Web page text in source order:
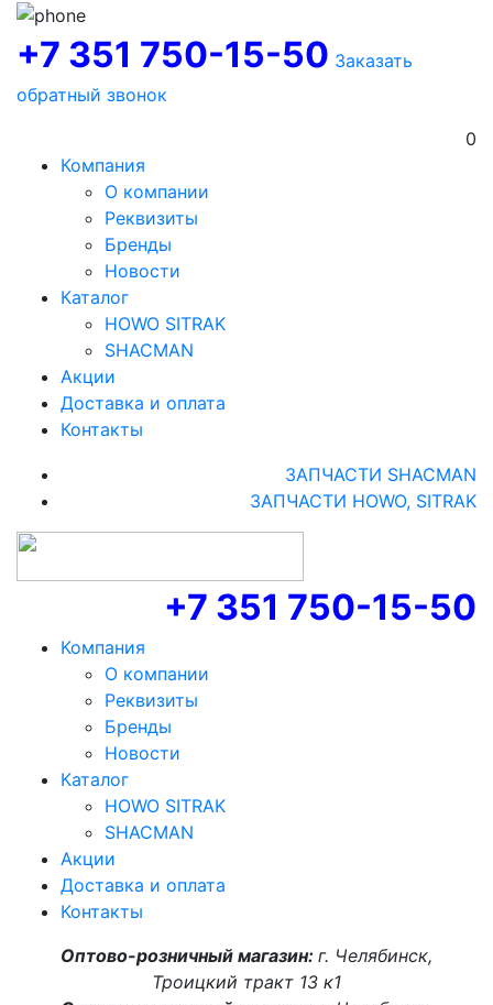
+7 351 750-15-50 Заказать
обратный звонок
0
Компания
О компании
Реквизиты
Бренды
Новости
Каталог
HOWO SITRAK
SHACMAN
Акции
Доставка и оплата
Контакты
ЗАПЧАСТИ SHACMAN
ЗАПЧАСТИ HOWO, SITRAK
+7 351 750-15-50
Компания
О компании
Реквизиты
Бренды
Новости
Каталог
HOWO SITRAK
SHACMAN
Акции
Доставка и оплата
Контакты
Оптово-розничный магазин: г. Челябинск,
Троицкий тракт 13 к1